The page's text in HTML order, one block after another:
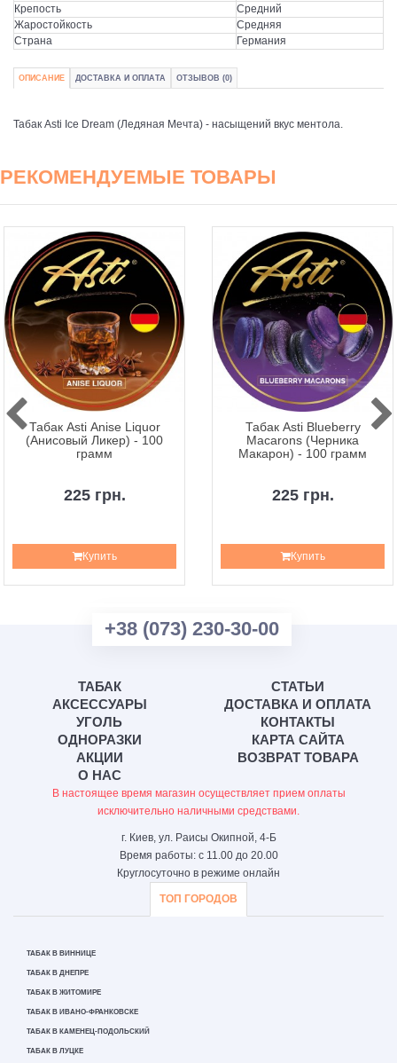
Крепость
Средний
Жаростойкость
Средняя
Страна
Германия
ОПИСАНИЕ ДОСТАВКА И ОПЛАТА ОТЗЫВОВ (0)
Табак Asti Ice Dream (Ледяная Мечта) - насыщений вкус ментола.
РЕКОМЕНДУЕМЫЕ ТОВАРЫ
Табак Asti Anise Liquor
(Анисовый Ликер) - 100
грамм
225 грн.
Купить
Табак Asti Blueberry
Macarons (Черника
Макарон) - 100 грамм
225 грн.
Купить
+38 (073) 230-30-00
ТАБАК
АКСЕССУАРЫ
УГОЛЬ
ОДНОРАЗКИ
АКЦИИ
О НАС
СТАТЬИ
ДОСТАВКА И ОПЛАТА
КОНТАКТЫ
КАРТА САЙТА
ВОЗВРАТ ТОВАРА
В настоящее время магазин осуществляет прием оплаты
исключительно наличными средствами.
г. Киев, ул. Раисы Окипной, 4-Б
Время работы: с 11.00 до 20.00
Круглосуточно в режиме онлайн
ТОП ГОРОДОВ
ТАБАК В ВИННИЦЕ
ТАБАК В ДНЕПРЕ
ТАБАК В ЖИТОМИРЕ
ТАБАК В ИВАНО-ФРАНКОВСКЕ
ТАБАК В КАМЕНЕЦ-ПОДОЛЬСКИЙ
ТАБАК В ЛУЦКЕ